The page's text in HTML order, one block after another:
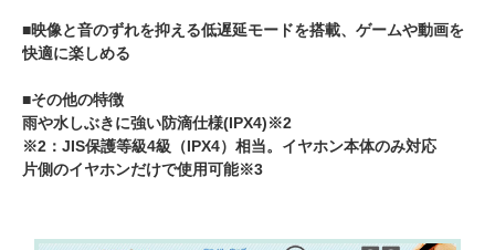
■映像と音のずれを抑える低遅延モードを搭載、ゲームや動画を
快適に楽しめる
■その他の特徴
雨や水しぶきに強い防滴仕様(IPX4)※2
※2：JIS保護等級4級（IPX4）相当。イヤホン本体のみ対応
片側のイヤホンだけで使用可能※3